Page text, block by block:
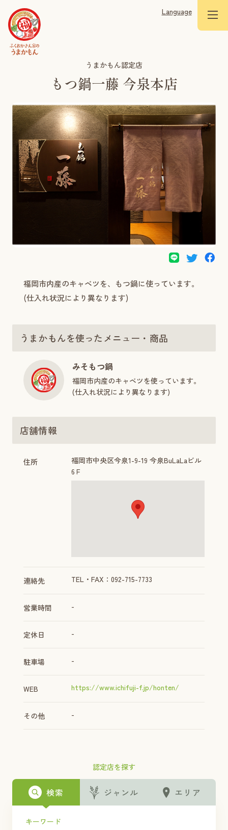
Language
うまかもん認定店
もつ鍋一藤 今泉本店
認定店を探す
検索 ジャンル エリア
キーワード
福岡市内産のキャベツを、もつ鍋に使っています。
(仕入れ状況により異なります)
うまかもんを使ったメニュー・商品
みそもつ鍋
福岡市内産のキャベツを使っています。
(仕入れ状況により異なります)
店舗情報
住所
福岡市中央区今泉1-9-19 今泉BuLaLaビル
6Ｆ
連絡先 TEL・FAX：092-715-7733
営業時間 -
定休日 -
駐車場 -
WEB https://www.ichifuji-f.jp/honten/
その他 -